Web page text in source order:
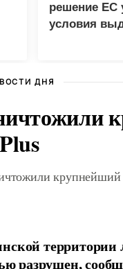
решение ЕС
условия
ДНЯ
крупнейший
территории
разрушен,